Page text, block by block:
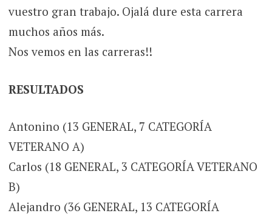
vuestro gran trabajo. Ojalá dure esta carrera
muchos años más.
Nos vemos en las carreras!!
RESULTADOS
Antonino (13 GENERAL, 7 CATEGORÍA
VETERANO A)
Carlos (18 GENERAL, 3 CATEGORÍA VETERANO
B)
Alejandro (36 GENERAL, 13 CATEGORÍA